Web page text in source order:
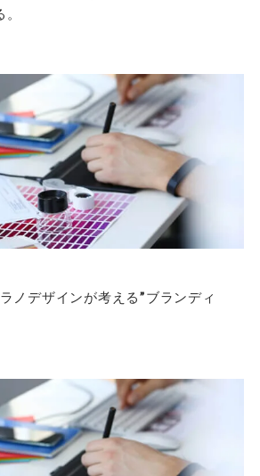
ノデザインが考える”ブランディ